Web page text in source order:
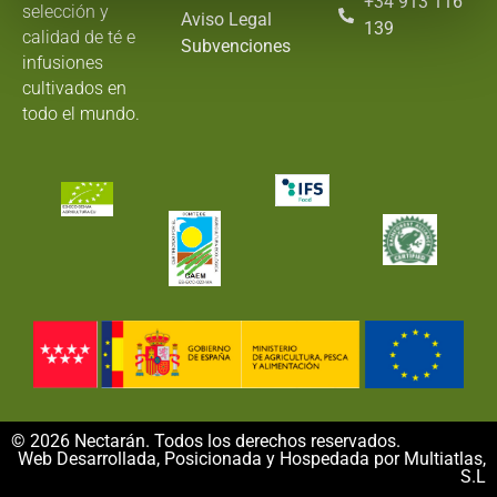
selección y
calidad de té e
infusiones
cultivados en
todo el mundo.
Aviso Legal
Subvenciones
139
© 2026 Nectarán. Todos los derechos reservados.
Web Desarrollada, Posicionada y Hospedada por Multiatlas,
S.L